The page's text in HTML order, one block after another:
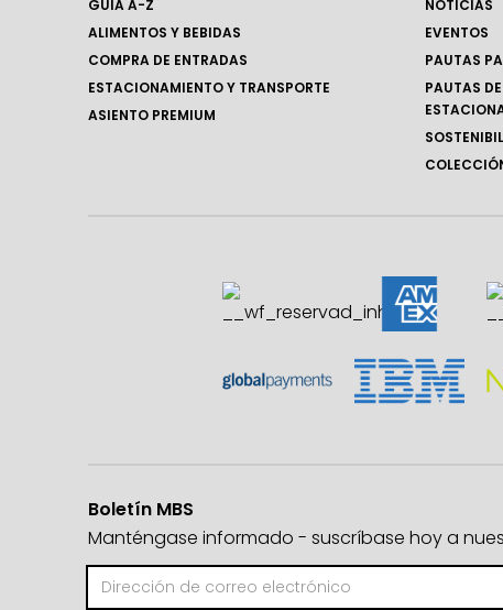
GUÍA A-Z
ALIMENTOS Y BEBIDAS
COMPRA DE ENTRADAS
ESTACIONAMIENTO Y TRANSPORTE
ASIENTO PREMIUM
NOTICIAS
EVENTOS
PAUTAS
PAUTAS
Boletín MBS
Manténgase informado - suscríbase hoy a